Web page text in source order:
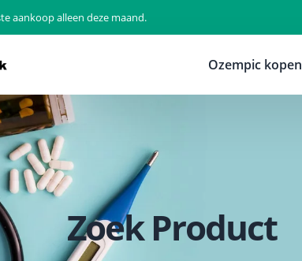
aankoop alleen deze maand.
Ozempic kopen
Zoek Product